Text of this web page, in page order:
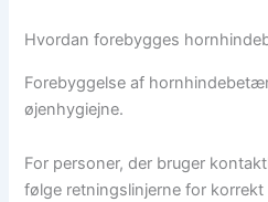
Hvordan forebygges
Forebyggelse af
øjenhygiejne.
For personer, der bruger
følge retningslinjerne for